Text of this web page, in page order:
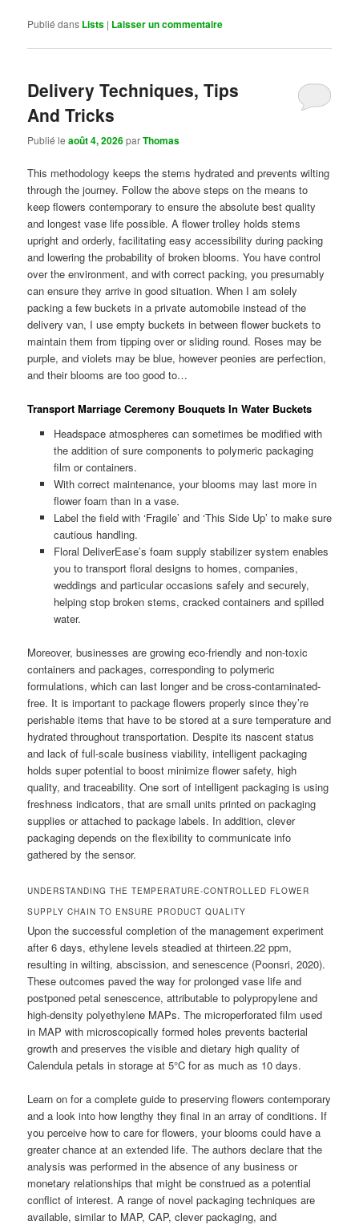
Publié dans Lists | Laisser un commentaire
Delivery Techniques, Tips
And Tricks
Publié leaoût 4, 2026parThomas
This methodology keeps the stems hydrated and prevents wilting
through the journey. Follow the above steps on the means to
keep flowers contemporary to ensure the absolute best quality
and longest vase life possible. A flower trolley holds stems
upright and orderly, facilitating easy accessibility during packing
and lowering the probability of broken blooms. You have control
over the environment, and with correct packing, you presumably
can ensure they arrive in good situation. When I am solely
packing a few buckets in a private automobile instead of the
delivery van, I use empty buckets in between flower buckets to
maintain them from tipping over or sliding round. Roses may be
purple, and violets may be blue, however peonies are perfection,
and their blooms are too good to…
Transport Marriage Ceremony Bouquets In Water Buckets
Headspace atmospheres can sometimes be modified with
the addition of sure components to polymeric packaging
film or containers.
With correct maintenance, your blooms may last more in
flower foam than in a vase.
Label the field with ‘Fragile’ and ‘This Side Up’ to make sure
cautious handling.
Floral DeliverEase’s foam supply stabilizer system enables
you to transport floral designs to homes, companies,
weddings and particular occasions safely and securely,
helping stop broken stems, cracked containers and spilled
water.
Moreover, businesses are growing eco-friendly and non-toxic
containers and packages, corresponding to polymeric
formulations, which can last longer and be cross-contaminated-
free. It is important to package flowers properly since they’re
perishable items that have to be stored at a sure temperature and
hydrated throughout transportation. Despite its nascent status
and lack of full-scale business viability, intelligent packaging
holds super potential to boost minimize flower safety, high
quality, and traceability. One sort of intelligent packaging is using
freshness indicators, that are small units printed on packaging
supplies or attached to package labels. In addition, clever
packaging depends on the flexibility to communicate info
gathered by the sensor.
UNDERSTANDING THE TEMPERATURE-CONTROLLED FLOWER
SUPPLY CHAIN TO ENSURE PRODUCT QUALITY
Upon the successful completion of the management experiment
after 6 days, ethylene levels steadied at thirteen.22 ppm,
resulting in wilting, abscission, and senescence (Poonsri, 2020).
These outcomes paved the way for prolonged vase life and
postponed petal senescence, attributable to polypropylene and
high-density polyethylene MAPs. The microperforated film used
in MAP with microscopically formed holes prevents bacterial
growth and preserves the visible and dietary high quality of
Calendula petals in storage at 5°C for as much as 10 days.
Learn on for a complete guide to preserving flowers contemporary
and a look into how lengthy they final in an array of conditions. If
you perceive how to care for flowers, your blooms could have a
greater chance at an extended life. The authors declare that the
analysis was performed in the absence of any business or
monetary relationships that might be construed as a potential
conflict of interest. A range of novel packaging techniques are
available, similar to MAP, CAP, clever packaging, and